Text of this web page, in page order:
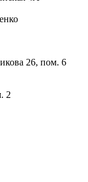
26, пом. 6
2